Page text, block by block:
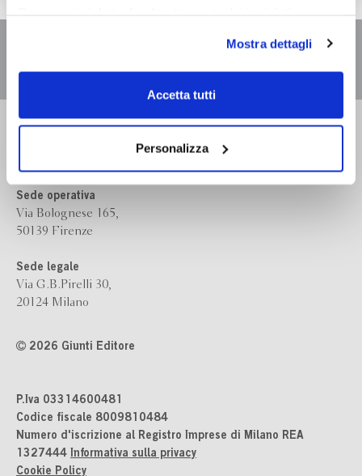
scelte privacy sui cookie, ti invitiamo a prendere visione
dell’informativa cookie.
Chiudendo il banner tramite la “X” prosegui la
dei soli cookie tecnici. Selezionando “Accetta tutti” presti
il tuo consenso alla profilazione che potrai revocare in
ogni momentoRevoca
Mostra dettagli
Accetta tutti
Personalizza
Bompiani è un marchio
Sede operativa
Via Bolognese 165,
50139 Firenze
Sede legale
Via G.B.Pirelli 30,
20124 Milano
2026 Giunti Editore
P.Iva 03314600481
Codice fiscale 8009810484
Numero d'iscrizione al Registro Imprese di Milano REA
1327444 Informativa sulla privacy
Cookie Policy